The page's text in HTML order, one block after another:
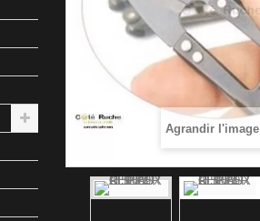
Agrandir l'image